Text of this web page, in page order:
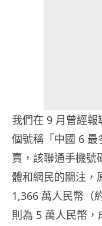
我們在 9 月曾經
個號稱「中國 6
賣，該聯通手機號
體和網民的關注，
1,366 萬人民幣（
則為 5 萬人民幣，